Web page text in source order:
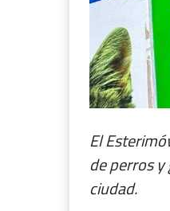
El
de perros y
ciudad.